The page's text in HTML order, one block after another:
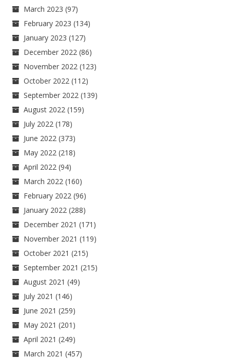
March 2023 (97)
February 2023 (134)
January 2023 (127)
December 2022 (86)
November 2022 (123)
October 2022 (112)
September 2022 (139)
August 2022 (159)
July 2022 (178)
June 2022 (373)
May 2022 (218)
April 2022 (94)
March 2022 (160)
February 2022 (96)
January 2022 (288)
December 2021 (171)
November 2021 (119)
October 2021 (215)
September 2021 (215)
August 2021 (49)
July 2021 (146)
June 2021 (259)
May 2021 (201)
April 2021 (249)
March 2021 (457)